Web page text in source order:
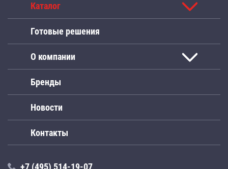
Каталог
Готовые решения
О компании
Бренды
Новости
Контакты
+7 (495) 514-19-07